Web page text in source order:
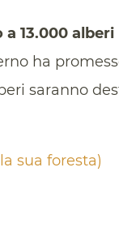
a 13.000 alberi
ha
saranno
sua foresta)